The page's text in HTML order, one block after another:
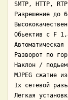
SMTP, HTTP,
Разрешение до
Обьектив с F
Разворот по
Наклон /
MJPEG сжатие
1x сетевой
Легкая